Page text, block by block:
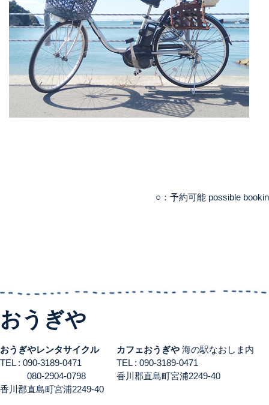
○：予約可能 possible
おうぎや
おうぎやレンタサイクル
TEL : 090-3189-0471
080-2904-0798
香川郡直島町宮浦2249-40
カフェおうぎや 海の駅なおしま内
TEL : 090-3189-0471
香川郡直島町宮浦2249-40